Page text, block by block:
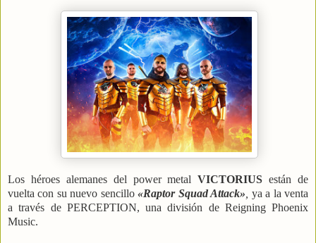
Los héroes alemanes del power metalVICTORIUSestán de
vuelta con su nuevo sencillo «Raptor Squad Attack», ya a la venta
a través de PERCEPTION, una división de Reigning Phoenix
Music.